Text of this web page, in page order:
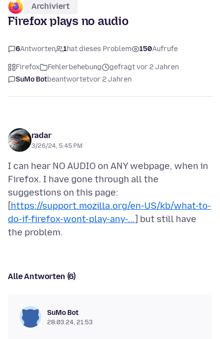
Archiviert
Firefox plays no audio
6Antworten 1hat dieses Problem 150Aufrufe
Firefox Fehlerbehebung
gefragt vor 2 Jahren
SuMo Botbeantwortetvor 2 Jahren
radar
3/26/24, 5:45 PM
I can hear NO AUDIO on ANY webpage, when in
Firefox. I have gone through all the
suggestions on this page:
[https://support.mozilla.org/en-US/kb/what-to-
do-if-firefox-wont-play-any-...] but still have
Alle Antworten (6)
SuMo Bot
28.03.24, 21:53